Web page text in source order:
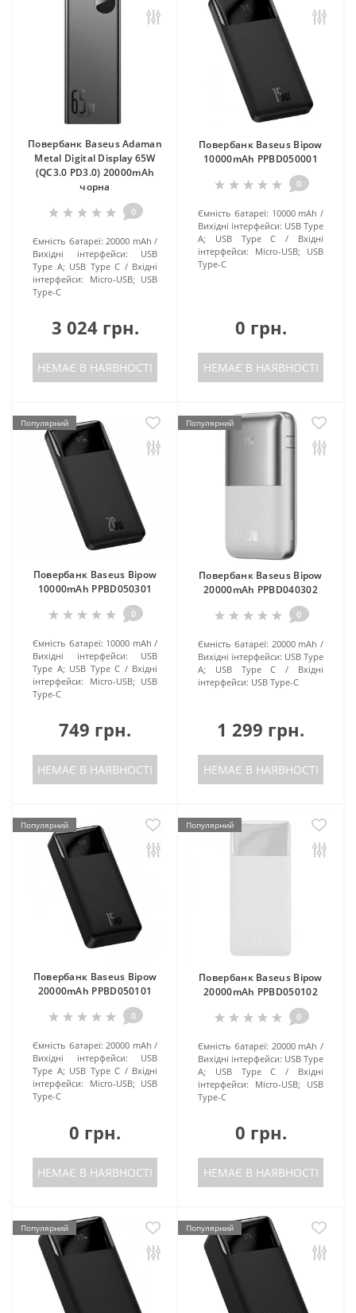
Повербанк Baseus Adaman
Metal Digital Display 65W
(QC3.0 PD3.0) 20000mAh
чорна
0
Ємність батареї: 20000 mAh
Вихідні інтерфейси:
USB
Type A; USB Type C
Вхідні
інтерфейси:
Micro-USB; USB
Type-C
3 024 грн.
НЕМАЄ В НАЯВНОСТІ
Повербанк Baseus Bipow
10000mAh PPBD050001
0
Ємність батареї: 10000 mAh
Вихідні інтерфейси: USB Type
A; USB Type C
Вхідні
інтерфейси:
Micro-USB; USB
Type-C
0 грн.
НЕМАЄ В НАЯВНОСТІ
Популярний
Повербанк Baseus Bipow
10000mAh PPBD050301
0
Ємність батареї: 10000 mAh
Вихідні інтерфейси:
USB
Type A; USB Type C
Вхідні
інтерфейси:
Micro-USB; USB
Type-C
749 грн.
НЕМАЄ В НАЯВНОСТІ
Популярний
Повербанк Baseus Bipow
20000mAh PPBD040302
0
Ємність батареї: 20000 mAh
Вихідні інтерфейси: USB Type
A; USB Type C
Вхідні
інтерфейси: USB Type-C
1 299 грн.
НЕМАЄ В НАЯВНОСТІ
Популярний
Повербанк Baseus Bipow
20000mAh PPBD050101
0
Ємність батареї: 20000 mAh
Вихідні інтерфейси:
USB
Type A; USB Type C
Вхідні
інтерфейси:
Micro-USB; USB
Type-C
0 грн.
НЕМАЄ В НАЯВНОСТІ
Популярний
Повербанк Baseus Bipow
20000mAh PPBD050102
0
Ємність батареї: 20000 mAh
Вихідні інтерфейси: USB Type
A; USB Type C
Вхідні
інтерфейси:
Micro-USB; USB
Type-C
0 грн.
НЕМАЄ В НАЯВНОСТІ
Популярний Популярний